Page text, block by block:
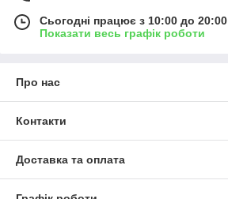
Сьогодні працює з 10:00 до 20:00
Показати весь графік роботи
Про нас
Контакти
Доставка та оплата